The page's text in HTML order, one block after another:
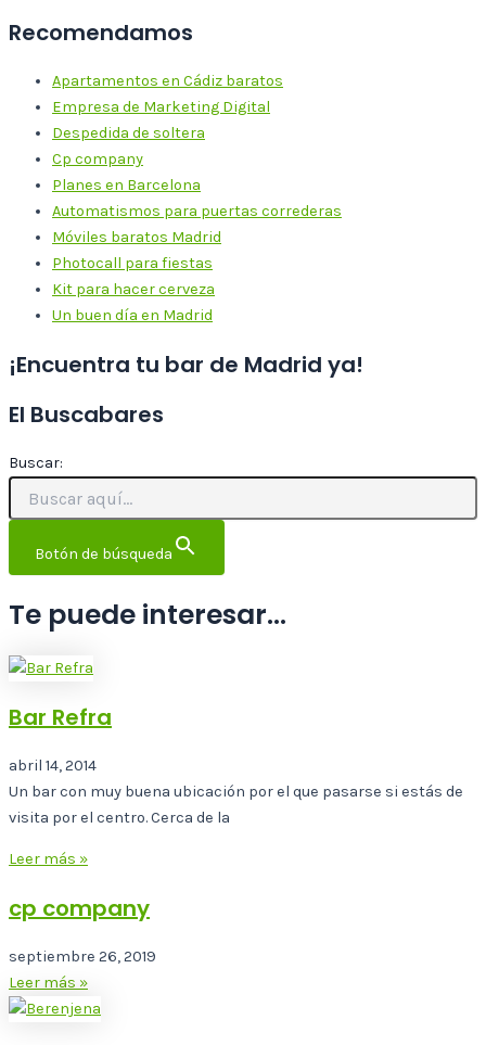
Recomendamos
Apartamentos en Cádiz baratos
Empresa de Marketing Digital
Despedida de soltera
Cp company
Planes en Barcelona
Automatismos para puertas correderas
Móviles baratos Madrid
Photocall para fiestas
Kit para hacer cerveza
Un buen día en Madrid
¡Encuentra tu bar de Madrid ya!
El Buscabares
Buscar:
Botón de búsqueda
Te puede interesar...
Bar Refra
abril 14, 2014
Un bar con muy buena ubicación por el que pasarse si estás de
visita por el centro. Cerca de la
Leer más »
cp company
septiembre 26, 2019
Leer más »